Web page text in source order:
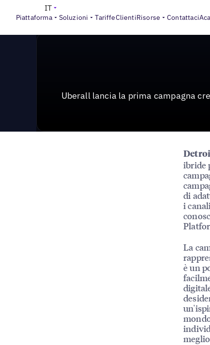
Piattaforma Soluzioni TariffeClientiRisorse Contattaci
IT
News & Press Uberall lancia la prima campagna
Uberall lancia la prima campagna
ibride
di
i
La
è un